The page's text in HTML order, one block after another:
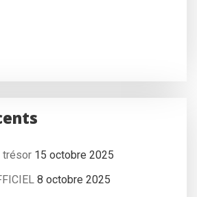
trésor 15 octobre 2025
8 octobre 2025